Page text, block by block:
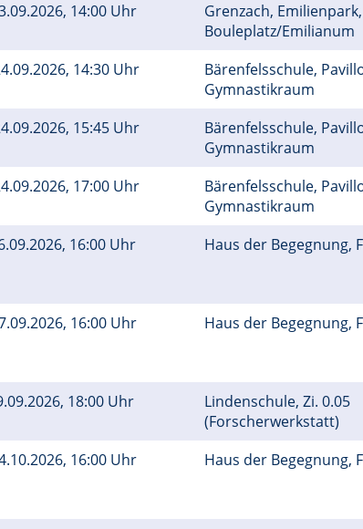
14:00 Uhr
Grenzach,
Bouleplatz/Emilianum
14:30 Uhr
Bärenfelsschule,
Gymnastikraum
15:45 Uhr
Bärenfelsschule,
Gymnastikraum
17:00 Uhr
Bärenfelsschule,
Gymnastikraum
16:00 Uhr Haus der Begegnung,
16:00 Uhr Haus der Begegnung,
18:00 Uhr
Lindenschule, Zi. 0.05
(Forscherwerkstatt)
16:00 Uhr Haus der Begegnung,